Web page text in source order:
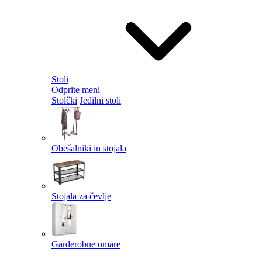
Stoli
Odprite meni
Stolčki Jedilni stoli
Obešalniki in stojala
Stojala za čevlje
Garderobne omare